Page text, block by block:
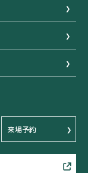
来場予約